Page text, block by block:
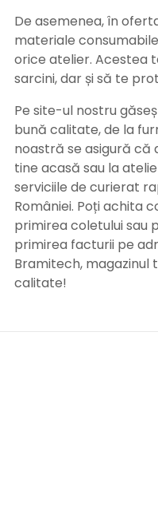
De asemenea, în
materiale
orice atelier. Acestea
sarcini, dar și să te
Pe site-ul nostru
bună calitate, de la
noastră se asigură că
tine acasă sau la
serviciile de curierat
României. Poți achita
primirea coletului sau
primirea facturii pe
Bramitech, magazinul
calitate!